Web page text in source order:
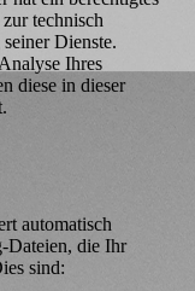
technisch
Dienste.
Ihres
diese in dieser
automatisch
Dateien, die Ihr
sind: